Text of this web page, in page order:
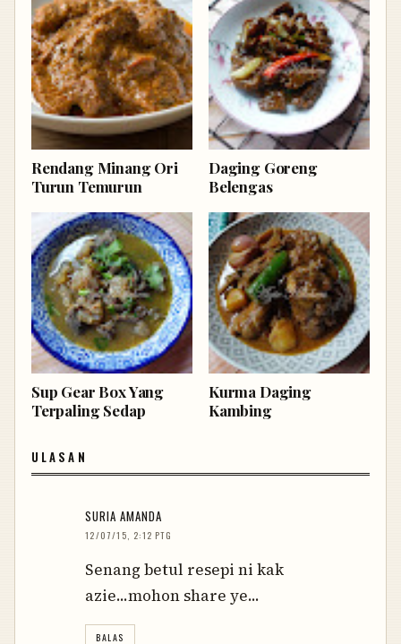
Rendang Minang Ori
Turun Temurun
Daging Goreng
Belengas
Sup Gear Box Yang
Terpaling Sedap
Kurma Daging
Kambing
ULASAN
SURIA AMANDA
12/07/15, 2:12 PTG
Senang betul resepi ni kak
azie...mohon share ye...
BALAS